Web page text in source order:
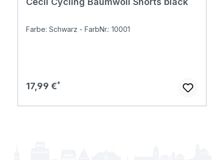
Farbe: Schwarz - FarbNr.: 10001
Regulärer Preis:
17,99 €